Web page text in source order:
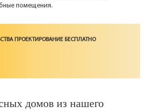
помещения.
ПРОЕКТИРОВАНИЕ БЕСПЛАТНО
домов из нашего